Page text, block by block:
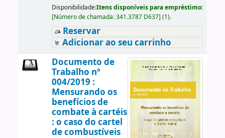
Disponibilidade:Itens disponíveis para empréstimo:
[Número de chamada:341.3787 D637] (1).
Reservar
Adicionar ao seu carrinho
Documento de
Trabalho nº
004/2019 :
Mensurando os
benefícios de
combate à cartéis
: o caso do cartel
de combustíveis